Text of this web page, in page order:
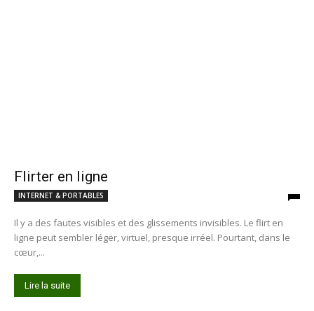
Flirter en ligne
INTERNET & PORTABLES
Il y a des fautes visibles et des glissements invisibles. Le flirt en
ligne peut sembler léger, virtuel, presque irréel. Pourtant, dans le
cœur,...
Lire la suite